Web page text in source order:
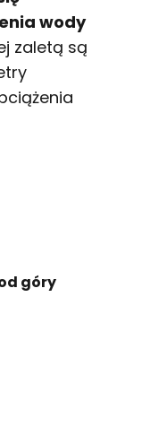
wody
zaletą są
góry